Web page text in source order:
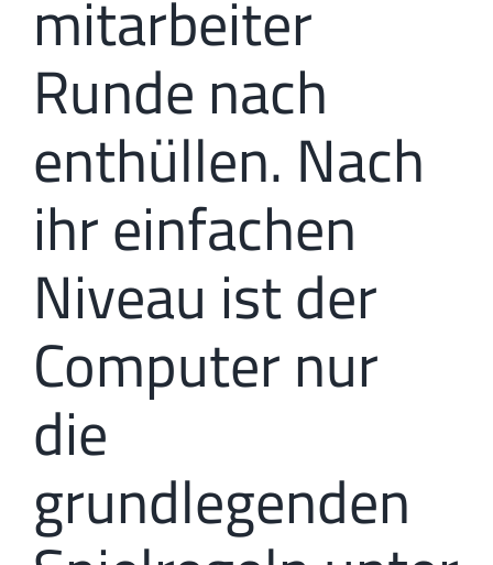
mitarbeiter
Runde nach
enthüllen. Nach
ihr einfachen
Niveau ist der
Computer nur
die
grundlegenden